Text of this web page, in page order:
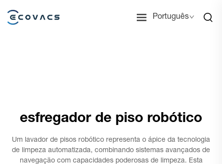
Português
esfregador de piso robótico
Um lavador de pisos robótico representa o ápice da tecnologia
de limpeza automatizada, combinando sistemas avançados de
navegação com capacidades poderosas de limpeza. Esta